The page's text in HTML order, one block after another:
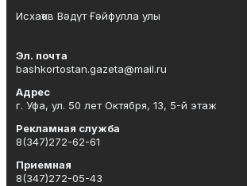
Исхаҡов Вәдүт Ғәйфулла улы
Эл. почта
bashkortostan.gazeta@mail.ru
Адрес
г. Уфа, ул. 50 лет Октября, 13, 5-й этаж
Рекламная служба
8(347)272-62-61
Приемная
8(347)272-05-43